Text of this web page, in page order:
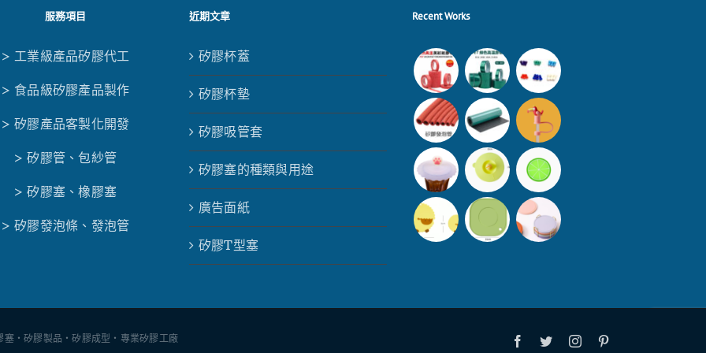
服務項目
> 工業級產品矽膠代工
> 食品級矽膠產品製作
> 矽膠產品客製化開發
> 矽膠管、包紗管
> 矽膠塞、橡膠塞
> 矽膠發泡條、發泡管
近期文章
矽膠杯蓋
矽膠杯墊
矽膠吸管套
矽膠塞的種類與用途
廣告面紙
矽膠T型塞
Recent Works
・矽膠製品・矽膠成型・專業矽膠工廠 Facebook
TwitterInstagram